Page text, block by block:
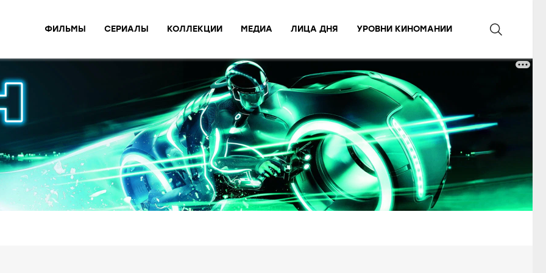
ФИЛЬМЫ СЕРИАЛЫ КОЛЛЕКЦИИ МЕДИА ЛИЦА ДНЯ УРОВНИ КИНОМАНИИ